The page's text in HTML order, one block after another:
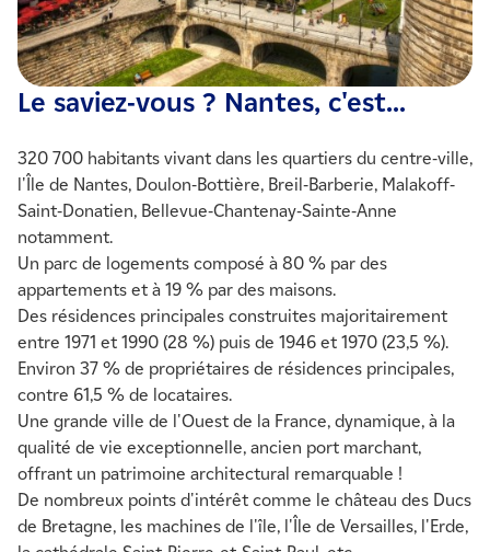
Le saviez-vous ? Nantes, c'est...
320 700 habitants vivant dans les quartiers du centre-ville,
l'Île de Nantes, Doulon-Bottière, Breil-Barberie, Malakoff-
Saint-Donatien, Bellevue-Chantenay-Sainte-Anne
notamment.
Un parc de logements composé à 80 % par des
appartements et à 19 % par des maisons.
Des résidences principales construites majoritairement
entre 1971 et 1990 (28 %) puis de 1946 et 1970 (23,5 %).
Environ 37 % de propriétaires de résidences principales,
contre 61,5 % de locataires.
Une grande ville de l'Ouest de la France, dynamique, à la
qualité de vie exceptionnelle, ancien port marchant,
offrant un patrimoine architectural remarquable !
De nombreux points d'intérêt comme le château des Ducs
de Bretagne, les machines de l'île, l'Île de Versailles, l'Erde,